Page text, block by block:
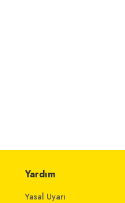
Yardım
Yasal Uyarı